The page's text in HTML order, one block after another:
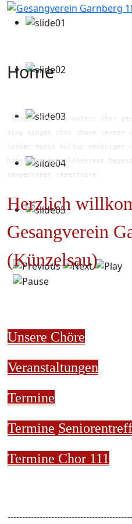
Home
Finden Sie uns unter: chor
sing singen chor chöre verein
lieder musik kultur neubürger
hohenlohe hohenlohekreis
sängerinnen repertoire
Herzlich
Gesangverein
(Künzelsau)
Unsere Chöre
Veranstaltungen
Termine
Termine Seniorentreff
Termine Chor 111